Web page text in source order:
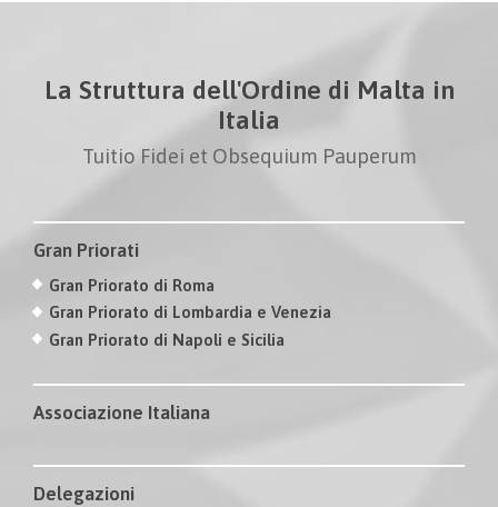
La Struttura dell'Ordine di Malta in
Italia
Tuitio Fidei et Obsequium Pauperum
Gran Priorati
Gran Priorato di Roma
Gran Priorato di Lombardia e Venezia
Gran Priorato di Napoli e Sicilia
Associazione Italiana
Delegazioni